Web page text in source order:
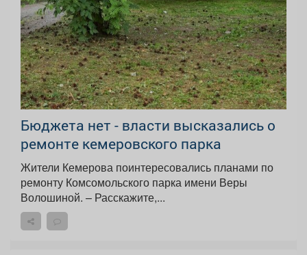
Бюджета нет - власти высказались о
ремонте кемеровского парка
Жители Кемерова поинтересовались планами по
ремонту Комсомольского парка имени Веры
Волошиной. – Расскажите,...